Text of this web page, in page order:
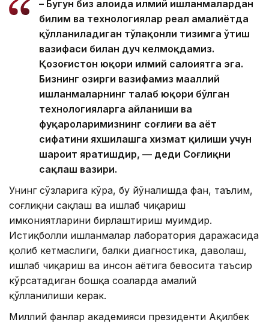
– Бугун биз алоҳида илмий ишланмалардан
билим ва технологиялар реал амалиётда
қўлланиладиган тўлақонли тизимга ўтиш
вазифаси билан дуч келмоқдамиз.
Қозоғистон юқори илмий салоҳиятга эга.
Бизнинг ҳозирги вазифамиз маҳаллий
ишланмаларнинг талаб юқори бўлган
технологияларга айланиши ва
фуқароларимизнинг соғлиғи ва ҳаёт
сифатини яхшилашга хизмат қилиши учун
шароит яратишдир, — деди Соғлиқни
сақлаш вазири.
Унинг сўзларига кўра, бу йўналишда фан, таълим,
соғлиқни сақлаш ва ишлаб чиқариш
имкониятларини бирлаштириш муҳимдир.
Истиқболли ишланмалар лаборатория даражасида
қолиб кетмаслиги, балки диагностика, даволаш,
ишлаб чиқариш ва инсон ҳаётига бевосита таъсир
кўрсатадиган бошқа соҳаларда амалий
қўлланилиши керак.
Миллий фанлар академияси президенти Ақилбек